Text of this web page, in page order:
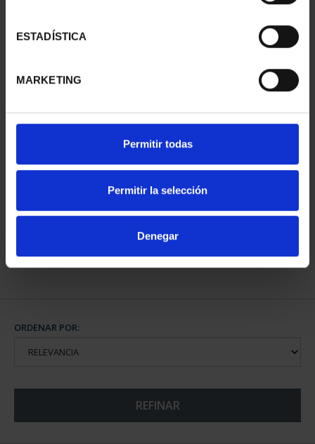
ESTADÍSTICA
MARKETING
Permitir todas
Permitir la selección
Denegar
CAPITALES DE
COMPLET...
3.796,00 €
ORDENAR POR:
REFINAR